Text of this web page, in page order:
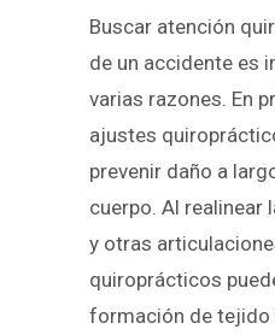
Buscar atención
de un accidente es
varias razones. En
ajustes
prevenir daño a
cuerpo. Al realinear
y otras
quiroprácticos
formación de tejido